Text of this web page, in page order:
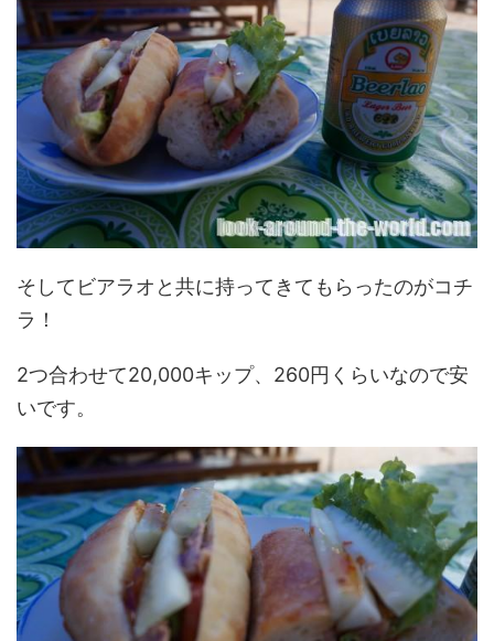
そしてビアラオと共に持ってきてもらったのがコチ
ラ！
2つ合わせて20,000キップ、260円くらいなので安
いです。